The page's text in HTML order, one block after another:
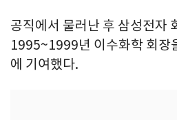
공직에서 물러난 후 삼성전자
1995~1999년 이수화학 회장
에 기여했다.